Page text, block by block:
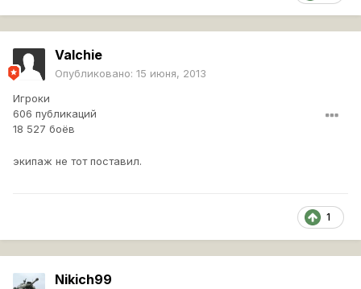
Valchie
Опубликовано: 15 июня, 2013
Игроки
606 публикаций
18 527 боёв
экипаж не тот поставил.
1
Nikich99